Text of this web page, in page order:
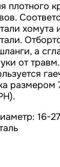
плотного
хомута
а
от
размером
16-